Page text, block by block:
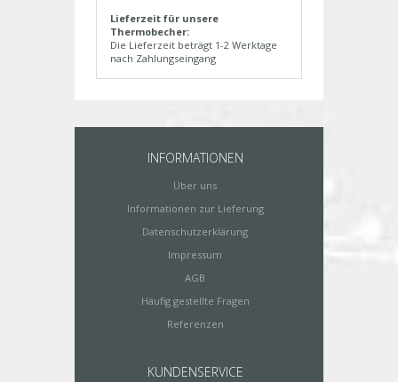
Lieferzeit für unsere
Thermobecher:
Die Lieferzeit beträgt 1-2 Werktage
nach Zahlungseingang
INFORMATIONEN
Über uns
Informationen zur Lieferung
Datenschutzerklärung
Impressum
AGB
Häufig gestellte Fragen
Referenzen
KUNDENSERVICE